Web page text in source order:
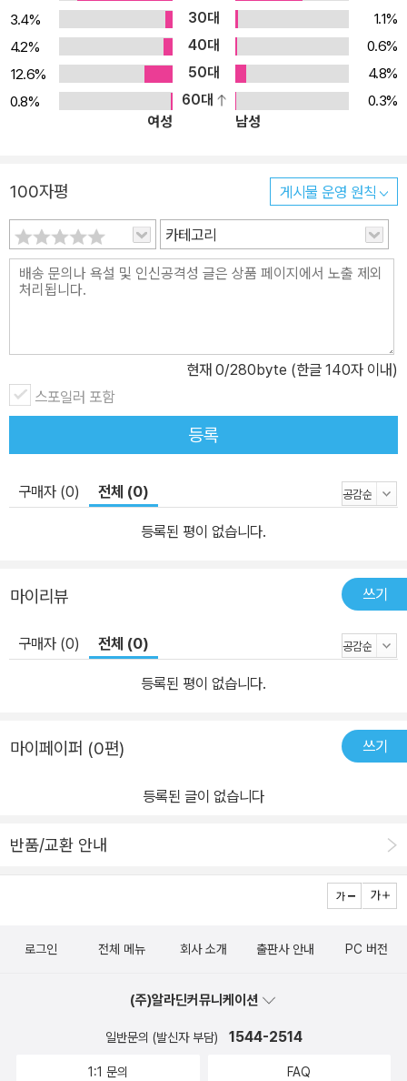
3.4%
30대
1.1%
4.2%
40대
0.6%
12.6%
50대
4.8%
0.8%
60대
0.3%
여성
남성
100자평 게시물 운영 원칙
카테고리
현재 0/280byte (한글 140자 이내)
스포일러 포함
등록
구매자 (0) 전체 (0)
등록된 평이 없습니다.
마이리뷰 쓰기
구매자 (0) 전체 (0)
등록된 평이 없습니다.
마이페이퍼 (0편) 쓰기
등록된 글이 없습니다
반품/교환 안내
로그인 전체 메뉴 회사 소개 출판사 안내 PC 버전
(주)알라딘커뮤니케이션
일반문의 (발신자 부담) 1544-2514
1:1 문의 FAQ